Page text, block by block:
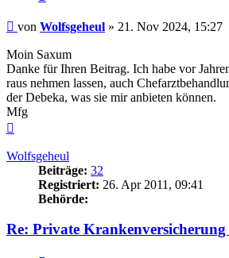
Beitrag
von Wolfsgeheul » 21. Nov 2024, 15:27
Moin Saxum
Danke für Ihren Beitrag. Ich habe vor
raus nehmen lassen, auch
der Debeka, was sie mir anbieten können.
Mfg
Wolfsgeheul
Beiträge: 32
Registriert: 26. Apr 2011, 09:41
Behörde:
Re: Private